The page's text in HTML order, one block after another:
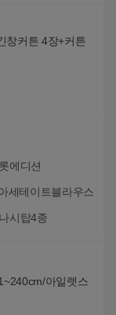
창커튼 4장+커튼
에디션
세테이트블라우스
시탑4종
아일렛스